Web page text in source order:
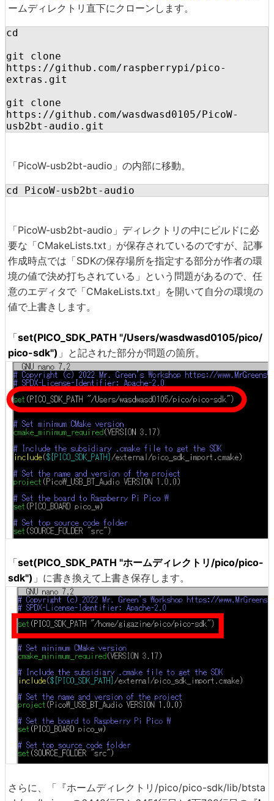
ームディレクトリ直下にクローンします。
cd
git clone
https://github.com/raspberrypi/pico-
extras.git
git clone
https://github.com/wasdwasd0105/PicoW-
usb2bt-audio.git
「PicoW-usb2bt-audio」の内部に移動。
cd PicoW-usb2bt-audio
「PicoW-usb2bt-audio」ディレクトリの中にビルドに必
要な「CMakeLists.txt」が保存されているのですが、記事
作成時点では「SDKの保存場所を指定する部分が作者の環
境の値で決め打ちされている」という問題があるので、任
意のエディタで「CMakeLists.txt」を開いて自分の環境の
値で上書きします。
「set(PICO_SDK_PATH "/Users/wasdwasd0105/pico/
pico-sdk") 」と記された部分が問題の箇所。
「set(PICO_SDK_PATH "ホームディレクトリ/pico/pico-
sdk") 」に書き換えて上書き保存します。
さらに、「『ホームディレクトリ/pico/pico-sdk/lib/btsta